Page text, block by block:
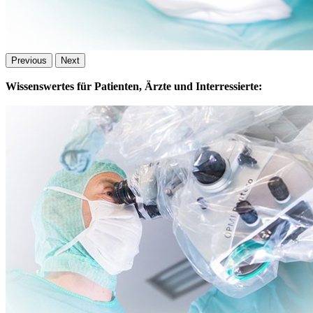
Previous Next
Wissenswertes für Patienten, Ärzte und Interressierte: